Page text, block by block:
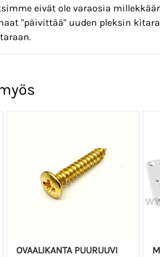
eivät ole varaosia
"päivittää" uuden pleksin
OVAALIKANTA PUURUUVI